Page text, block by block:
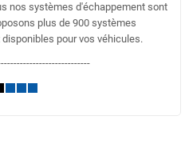
nos systèmes d'échappement sont
plus de 900 systèmes
pour vos véhicules.